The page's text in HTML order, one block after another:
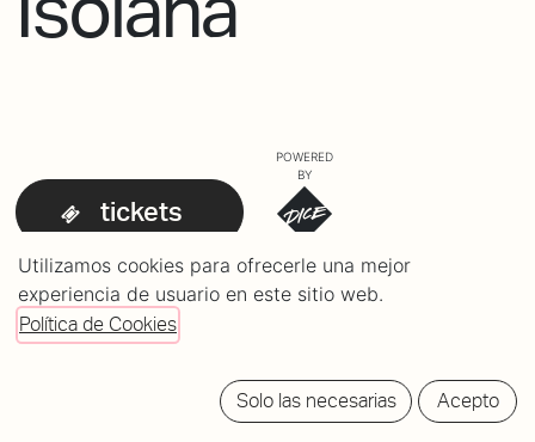
tickets
POWERED
BY
Utilizamos cookies para ofrecerle una mejor
experiencia de usuario en este sitio web.
Política de Cookies
Solo las necesarias Acepto